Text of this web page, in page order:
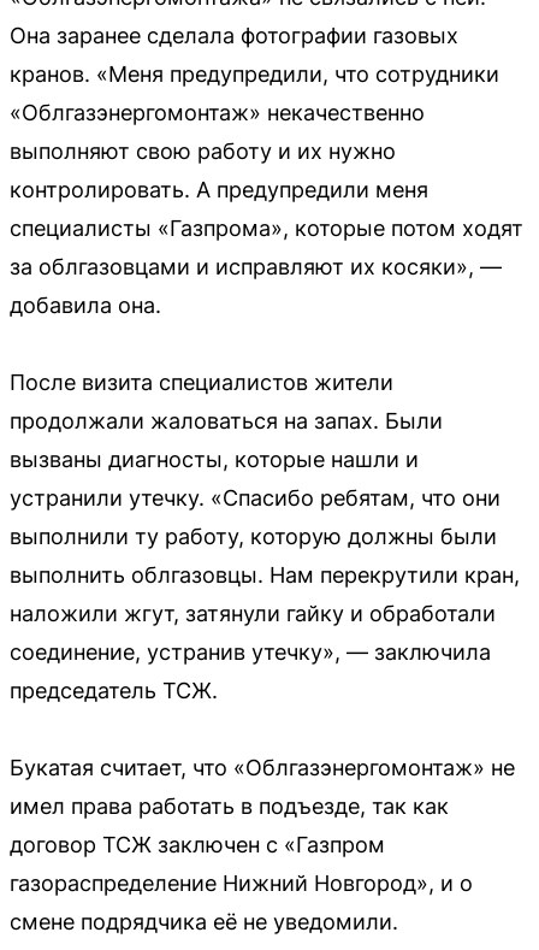
Она заранее сделала фотографии газовых
кранов. «Меня предупредили, что сотрудники
«Облгазэнергомонтаж» некачественно
выполняют свою работу и их нужно
контролировать. А предупредили меня
специалисты «Газпрома», которые потом ходят
за облгазовцами и исправляют их косяки», —
добавила она.
После визита специалистов жители
продолжали жаловаться на запах. Были
вызваны диагносты, которые нашли и
устранили утечку. «Спасибо ребятам, что они
выполнили ту работу, которую должны были
выполнить облгазовцы. Нам перекрутили кран,
наложили жгут, затянули гайку и обработали
соединение, устранив утечку», — заключила
председатель ТСЖ.
Букатая считает, что «Облгазэнергомонтаж» не
имел права работать в подъезде, так как
договор ТСЖ заключен с «Газпром
газораспределение Нижний Новгород», и о
смене подрядчика её не уведомили.